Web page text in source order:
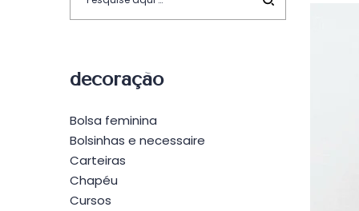
decoração
Bolsa feminina
Bolsinhas e necessaire
Carteiras
Chapéu
Cursos